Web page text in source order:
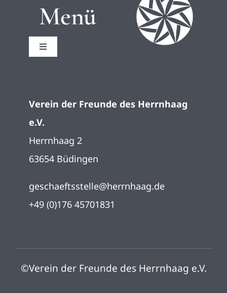
Menü
Toggle
Impressum
Datenschutz
Verein der Freunde des Herrnhaag
e.V.
Herrnhaag 2
63654 Büdingen
geschaeftsstelle@herrnhaag.de
+49 (0)176 45701831
©Verein der Freunde des Herrnhaag e.V.